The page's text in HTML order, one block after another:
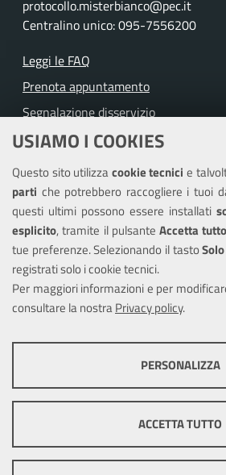
USIAMO I COOKIES
Questo sito utilizzacookie tecnicie
parti che potrebbero raccogliere i tuoi
questi ultimi possono essere installati
esplicito, tramite il pulsante Accetta
tue preferenze. Selezionando il tasto
registrati solo i cookie tecnici.
Per maggiori informazioni e per
consultare la nostraPrivacy policy.
ottimale per ogni utente. Essi non
informazioni di navigazione per scopi di
pertanto possono essere utilizzati senza
PERSONALIZZA
ACCETTA TUTTO
protocollo.misterbianco@pec.it
Centralino unico: 095-7556200
Leggi le FAQ
Prenota appuntamento
Segnalazione disservizio
Richiesta assistenza
Amministrazione trasparente
Informativa privacy
Note legali
Piano di miglioramento del sito
Dichiarazione di accessibilità
Mappa del sito
Cookie